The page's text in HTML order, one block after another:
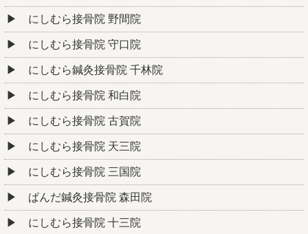
にしむら接骨院 野間院
にしむら接骨院 守口院
にしむら鍼灸接骨院 千林院
にしむら接骨院 和白院
にしむら接骨院 古賀院
にしむら接骨院 天三院
にしむら接骨院 三国院
ぱんだ鍼灸接骨院 森田院
にしむら接骨院 十三院